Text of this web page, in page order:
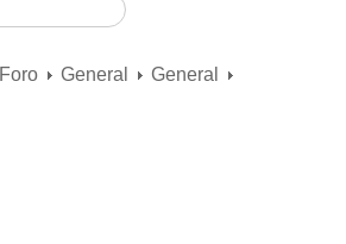
Foro General
General